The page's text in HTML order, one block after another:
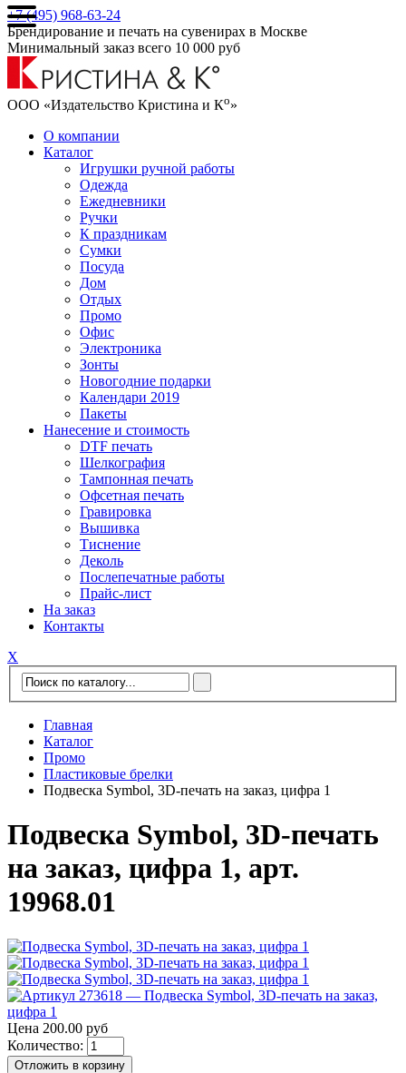
+7 (495) 968-63-24
Брендирование и печать на сувенирах в Москве
Минимальный заказ всего 10 000 руб
ООО «Издательство Кристина и Ко»
О компании
Каталог
Игрушки ручной работы
Одежда
Ежедневники
Ручки
К праздникам
Сумки
Посуда
Дом
Отдых
Промо
Офис
Электроника
Зонты
Новогодние подарки
Календари 2019
Пакеты
Нанесение и стоимость
DTF печать
Шелкография
Тампонная печать
Офсетная печать
Гравировка
Вышивка
Тиснение
Деколь
Послепечатные работы
Прайс-лист
На заказ
Контакты
Х
Главная
Каталог
Промо
Пластиковые брелки
Подвеска Symbol, 3D-печать на заказ, цифра 1
Подвеска Symbol, 3D-печать
на заказ, цифра 1, арт.
19968.01
Цена 200.00 руб
Количество:
Отложить в корзину